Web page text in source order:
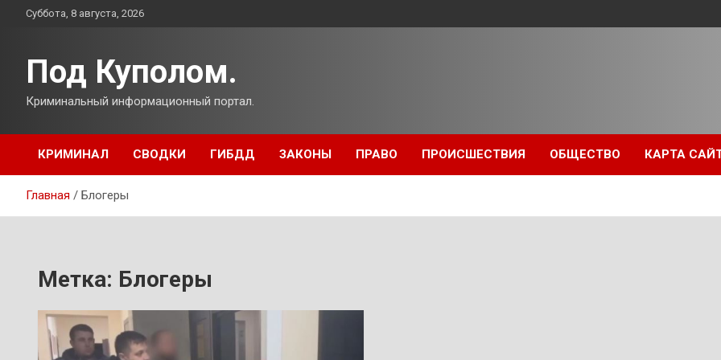
ПерейтиСуббота, 8 августа, 2026
Под Куполом.
Криминальный информационный портал.
КРИМИНАЛ СВОДКИ ГИБДД ЗАКОНЫ ПРАВО ПРОИСШЕСТВИЯ ОБЩЕСТВО КАРТА
Главная Блогеры
Метка: Блогеры